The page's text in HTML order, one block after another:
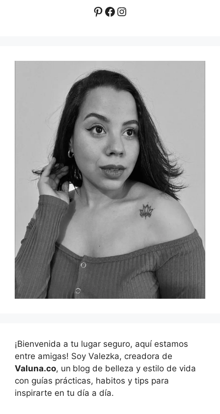
Pinterest
Facebook
Instagram
¡Bienvenida a tu lugar seguro, aquí estamos
entre amigas! Soy Valezka, creadora de
Valuna.co, un blog de belleza y estilo de vida
con guías prácticas, habitos y tips para
inspirarte en tu día a día.